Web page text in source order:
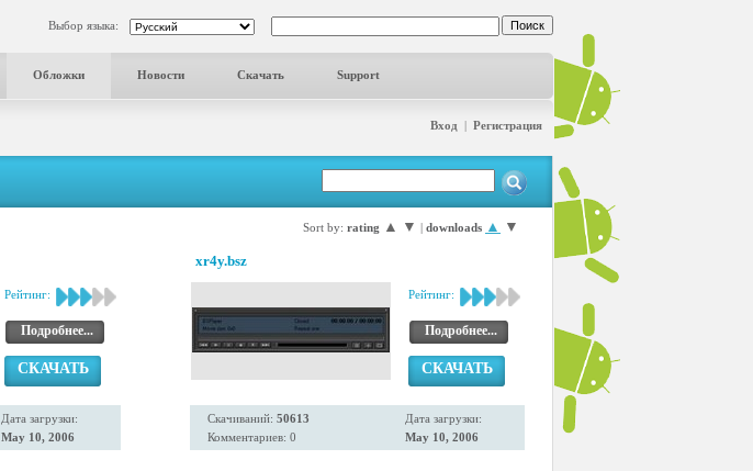
Выбор языка:
Обложки Новости Скачать Support
Вход | Регистрация
Sort by: rating ▲ ▼ | downloads ▲ ▼
Рейтинг:
Подробнее...
СКАЧАТЬ
Дата загрузки:
May 10, 2006
xr4y.bsz
Рейтинг:
Подробнее...
СКАЧАТЬ
Скачиваний: 50613
Комментариев: 0
Дата загрузки:
May 10, 2006